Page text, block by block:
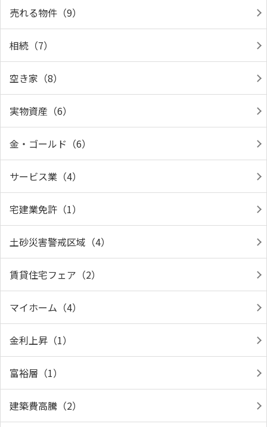
売れる物件（9）
相続（7）
空き家（8）
実物資産（6）
金・ゴールド（6）
サービス業（4）
宅建業免許（1）
土砂災害警戒区域（4）
賃貸住宅フェア（2）
マイホーム（4）
金利上昇（1）
富裕層（1）
建築費高騰（2）